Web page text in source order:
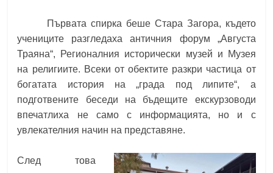
Първата спирка беше Стара Загора, където
учениците разгледаха античния форум „Августа
Траяна“, Регионалния исторически музей и Музея
на религиите. Всеки от обектите разкри частица от
богатата история на „града под липите“, а
подготвените беседи на бъдещите екскурзоводи
впечатлиха не само с информацията, но и с
увлекателния начин на представяне.
След това